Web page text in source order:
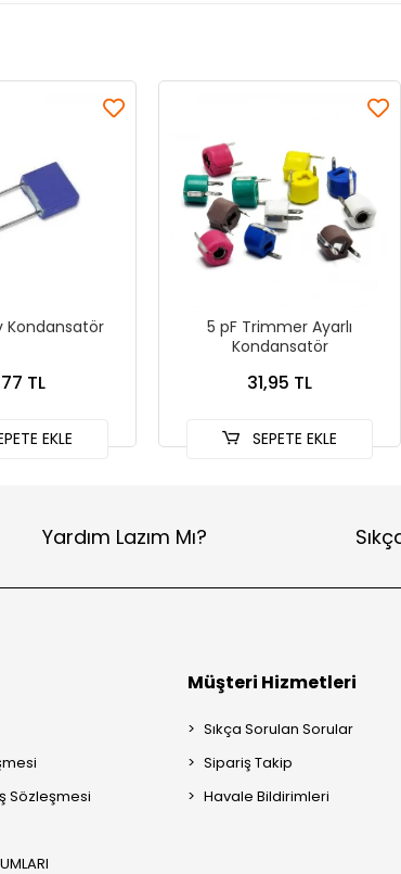
Kondansatör
TL
EKLE
5 pF Trimmer Ayarlı
Kondansatör
31,95 TL
SEPETE EKLE
Yardım Lazım Mı?
Sözleşmesi
Müşteri Hizmetleri
Sıkça Sorulan Sorular
Sipariş Takip
Havale Bildirimleri